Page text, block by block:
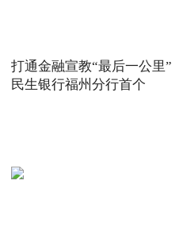
打通金融宣教“最后一公里”
民生银行福州分行首个